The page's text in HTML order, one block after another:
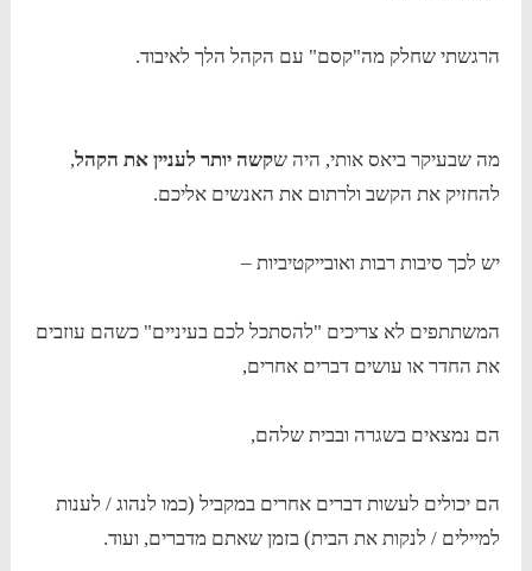
הרגשתי שחלק מה"קסם" עם הקהל הלך לאיבוד.
מה שבעיקר ביאס אותי, היה שקשה יותר לעניין את הקהל,
להחזיק את הקשב ולרתום את האנשים אליכם.
יש לכך סיבות רבות ואובייקטיביות –
המשתתפים לא צריכים "להסתכל לכם בעיניים" כשהם עוזבים
את החדר או עושים דברים אחרים,
הם נמצאים בשגרה ובבית שלהם,
הם יכולים לעשות דברים אחרים במקביל (כמו לנהוג / לענות
למיילים / לנקות את הבית) בזמן שאתם מדברים, ועוד.